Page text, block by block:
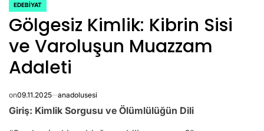
POSTED
IN
EDEBIYAT
Gölgesiz Kimlik: Kibrin Sisi
ve Varoluşun Muazzam
Adaleti
on09.11.2025 anadolusesi
Giriş: Kimlik Sorgusu ve Ölümlülüğün Dili